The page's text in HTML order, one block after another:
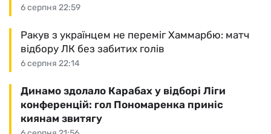
6 серпня 22:59
6 серпня 22:14
Ракув з українцем не переміг Хаммарбю: матч
відбору ЛК без забитих голів
Динамо здолало Карабах у відборі Ліги
конференцій: гол Пономаренка приніс
киянам звитягу